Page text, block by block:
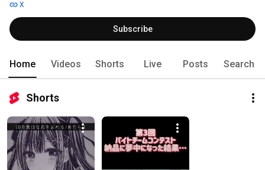
X
Subscribe
Home Videos Shorts Live Posts Search
Shorts